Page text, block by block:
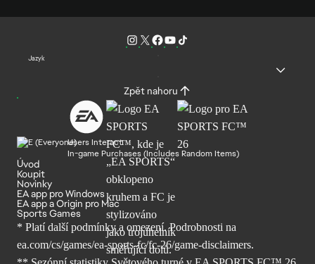
Jazyk
Zpět nahoru
Users Interact
In-game Purchases (Includes Random Items)
Úvod
Koupit
Novinky
EA app pro Windows
EA app a Origin pro Mac
Sports Games
* Platí další podmínky a omezení. Podrobnosti na
ea.com/cs/games/ea-sports-fc/fc-26/game-disclaimers.